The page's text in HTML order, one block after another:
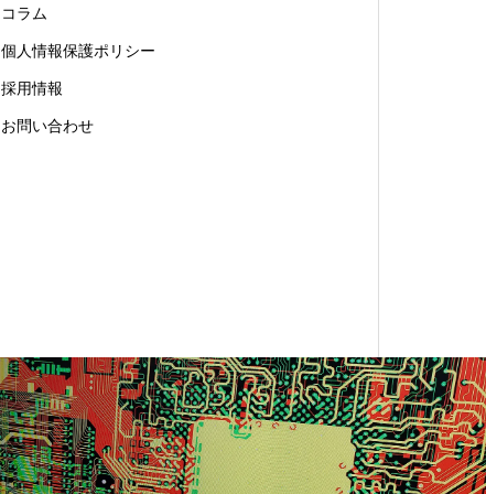
コラム
個人情報保護ポリシー
採用情報
お問い合わせ